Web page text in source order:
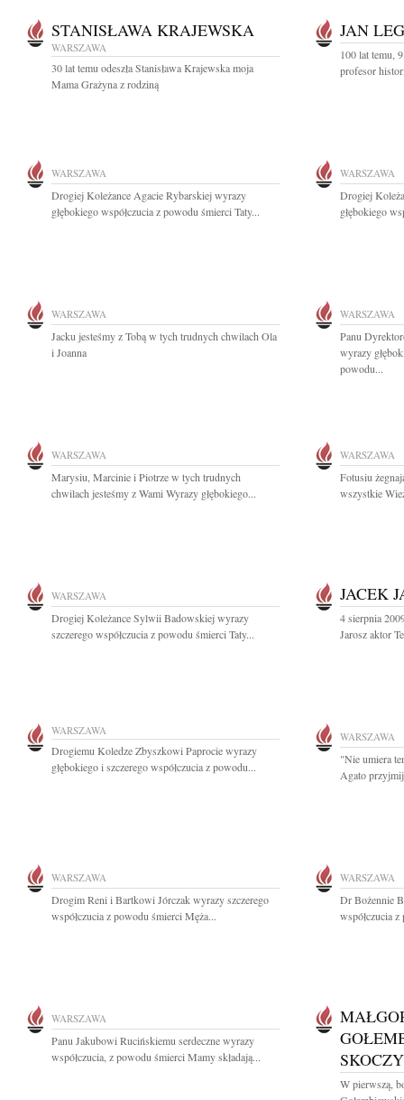
STANISŁAWA KRAJEWSKA
WARSZAWA
30 lat temu odeszła Stanisława Krajewska moja
Mama Grażyna z rodziną
JAN
100 lat temu,
profesor
WARSZAWA
Drogiej Koleżance Agacie Rybarskiej wyrazy
głębokiego współczucia z powodu śmierci Taty...
WARSZAWA
Drogiej
głębokiego
WARSZAWA
Jacku jesteśmy z Tobą w tych trudnych chwilach Ola
i Joanna
WARSZAWA
Panu
wyrazy
powodu...
WARSZAWA
Marysiu, Marcinie i Piotrze w tych trudnych
chwilach jesteśmy z Wami Wyrazy głębokiego...
WARSZAWA
Fotusiu
wszystkie
WARSZAWA
Drogiej Koleżance Sylwii Badowskiej wyrazy
szczerego współczucia z powodu śmierci Taty...
JACEK
4 sierpnia
Jarosz aktor
WARSZAWA
Drogiemu Koledze Zbyszkowi Paprocie wyrazy
głębokiego i szczerego współczucia z powodu...
WARSZAWA
"Nie umiera
Agato
WARSZAWA
Drogim Reni i Bartkowi Jórczak wyrazy szczerego
współczucia z powodu śmierci Męża...
WARSZAWA
Dr Bożennie
współczucia
WARSZAWA
Panu Jakubowi Rucińskiemu serdeczne wyrazy
współczucia, z powodu śmierci Mamy składają...
W pierwszą,